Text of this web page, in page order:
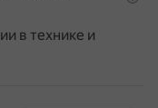
в технике и